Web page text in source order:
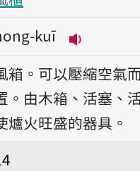
kuī
播放音讀
箱。可以壓縮空氣
。由木箱、活塞、
爐火旺盛的器具。